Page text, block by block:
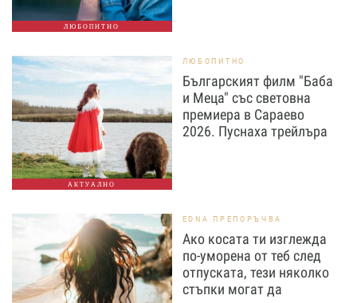
ЛЮБОПИТНО
АКТУАЛНО
ЛЮБОПИТНО
Българският филм "Баба
и Меца" със световна
премиера в Сараево
2026. Пуснаха трейлъра
EDNA ПРЕПОРЪЧВА
Ако косата ти изглежда
по-уморена от теб след
отпуската, тези няколко
стъпки могат да